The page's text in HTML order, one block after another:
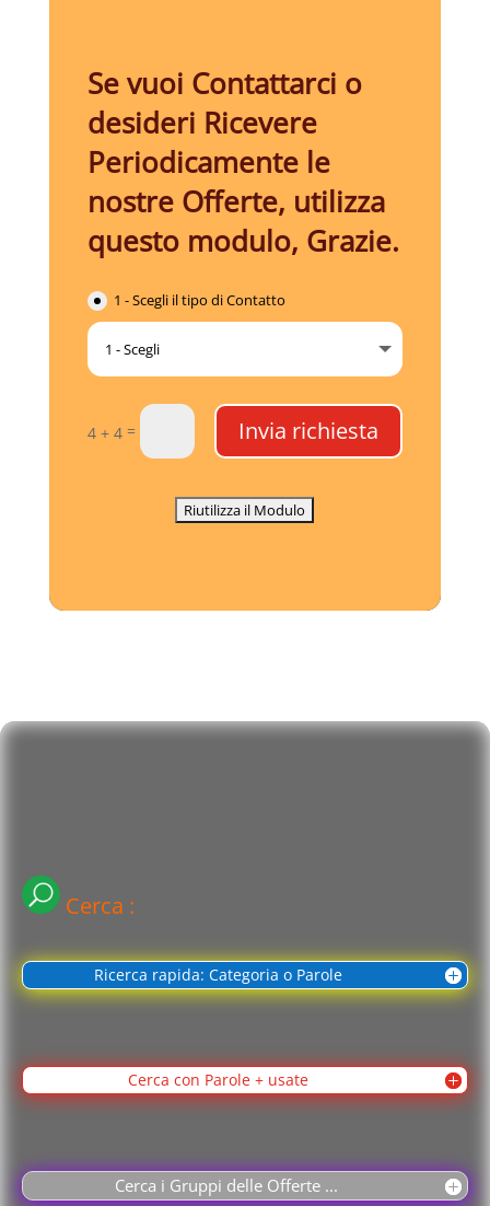
Se vuoi Contattarci o
desideri Ricevere
Periodicamente le
nostre Offerte, utilizza
questo modulo, Grazie.
1 - Scegli il tipo di Contatto
4 + 4 = Invia richiesta
Cerca :
Ricerca rapida: Categoria o Parole
Cerca con Parole + usate
Cerca i Gruppi delle Offerte ...